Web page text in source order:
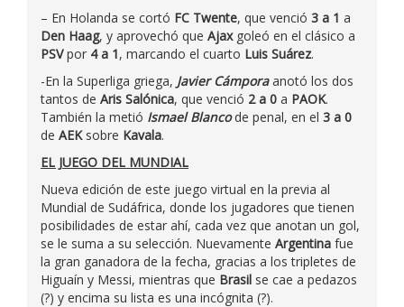
– En Holanda se cortó FC Twente, que venció 3 a 1 a
Den Haag, y aprovechó que Ajax goleó en el clásico a
PSVpor 4 a 1, marcando el cuarto Luis Suárez.
-En la Superliga griega, Javier Cámporaanotó los dos
tantos de Aris Salónica, que venció 2 a 0 a PAOK.
También la metió Ismael Blancode penal, en el 3 a 0
de AEK sobre Kavala.
EL JUEGO DEL MUNDIAL
Nueva edición de este juego virtual en la previa al
Mundial de Sudáfrica, donde los jugadores que tienen
posibilidades de estar ahí, cada vez que anotan un gol,
se le suma a su selección. Nuevamente Argentina fue
la gran ganadora de la fecha, gracias a los tripletes de
Higuaín y Messi, mientras que Brasil se cae a pedazos
(?) y encima su lista es una incógnita (?).